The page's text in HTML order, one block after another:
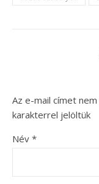
Az e-mail címet
karakterrel jelöltük
Név *